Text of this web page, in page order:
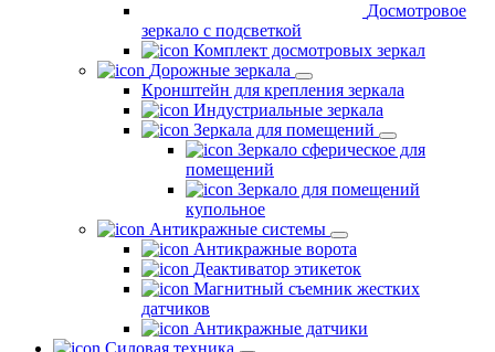
Досмотровое
зеркало с подсветкой
Комплект досмотровых зеркал
Дорожные зеркала
Кронштейн для крепления зеркала
Индустриальные зеркала
Зеркала для помещений
Зеркало сферическое для
помещений
Зеркало для помещений
купольное
Антикражные системы
Антикражные ворота
Деактиватор этикеток
Магнитный съемник жестких
датчиков
Антикражные датчики
Силовая техника